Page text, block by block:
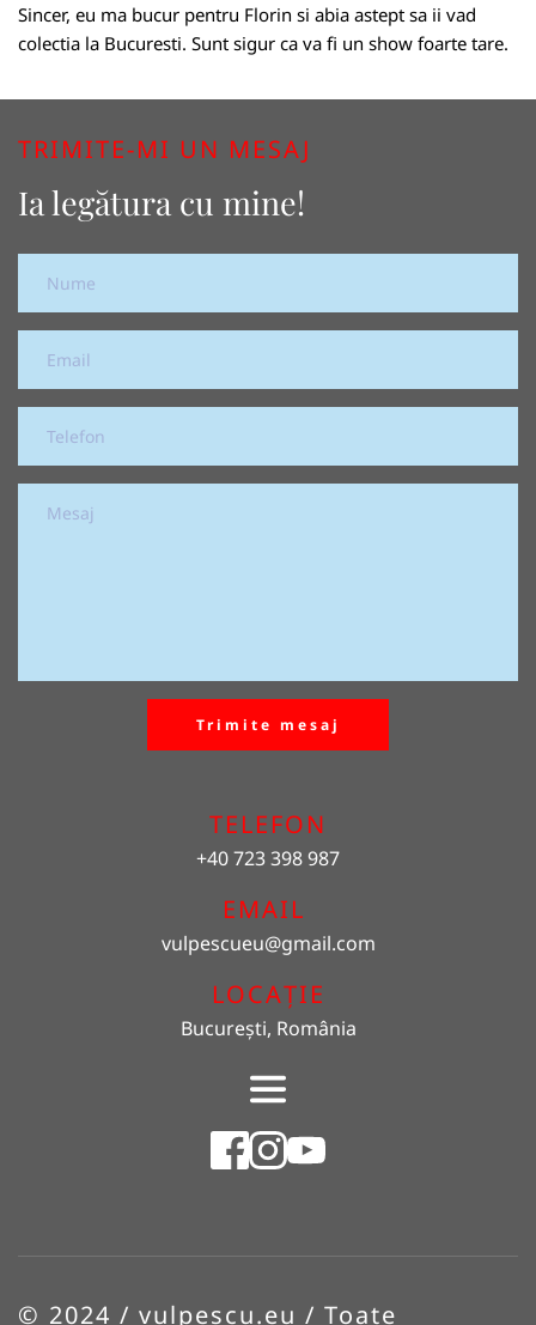
Sincer, eu ma bucur pentru Florin si abia astept sa ii vad
colectia la Bucuresti. Sunt sigur ca va fi un show foarte tare.
TRIMITE-MI UN MESAJ
Ia legătura cu mine!
Trimite mesaj
TELEFON
+40 723 398 987
EMAIL
vulpescueu@gmail.com
LOCAȚIE
București, România
© 2024 / vulpescu.eu / Toate